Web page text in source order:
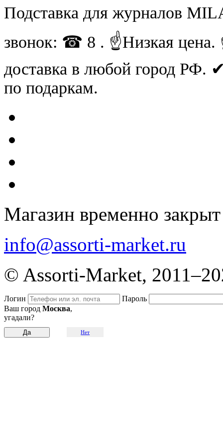
Подставка для журналов
звонок: ☎ 8 . ☝Низкая
доставка в любой город
по подаркам.
Магазин временно закрыт
info@assorti-market.ru
© Assorti-Market,
Логин
Пароль
Ваш город Москва,
угадали?
Нет